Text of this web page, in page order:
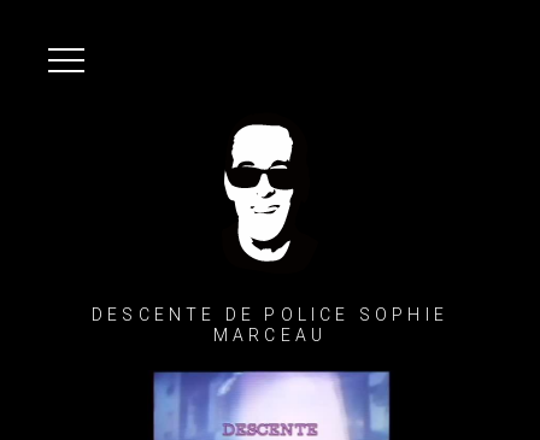
DESCENTE DE POLICE SOPHIE
MARCEAU